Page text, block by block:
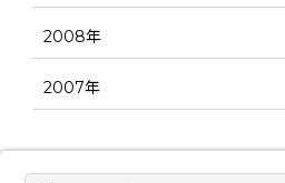
2008年
2007年